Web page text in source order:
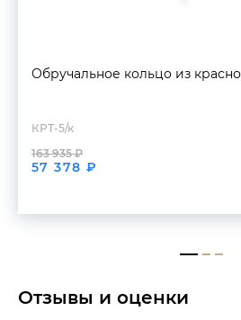
Обручальное кольцо из
КРТ-5/к
57 378 ₽
163 935 ₽
Отзывы и оценки